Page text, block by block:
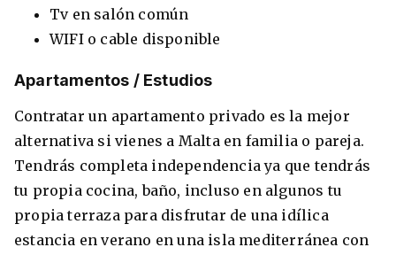
Tv en salón común
WIFI o cable disponible
Apartamentos / Estudios
Contratar un apartamento privado es la mejor
alternativa si vienes a Malta en familia o pareja.
Tendrás completa independencia ya que tendrás
tu propia cocina, baño, incluso en algunos tu
propia terraza para disfrutar de una idílica
estancia en verano en una isla mediterránea con